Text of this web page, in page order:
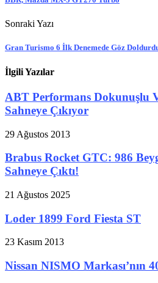
Sonraki Yazı
Gran Turismo 6 İlk Denemede Göz
İlgili Yazılar
ABT Performans Dokunuşlu
Sahneye Çıkıyor
29 Ağustos 2013
Brabus Rocket GTC: 986
Sahneye Çıktı!
21 Ağustos 2025
Loder 1899 Ford Fiesta ST
23 Kasım 2013
Nissan NISMO Markası’nın